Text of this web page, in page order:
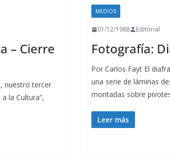
– Cierre
nuestro tercer
la Cultura”,
MEDIOS
01/12/1988 Editorial
Fotografía:
Por Carlos Fayt El
una serie de láminas
montadas sobre
Leer más